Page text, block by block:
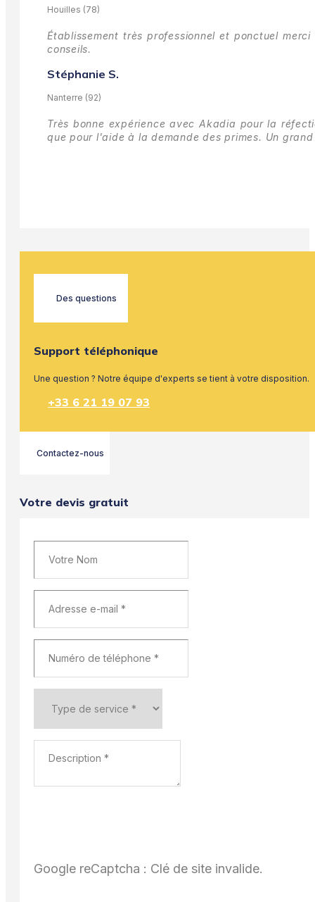
Houilles (78)
Établissement très professionnel et ponctuel
conseils.
Stéphanie S.
Nanterre (92)
Très bonne expérience avec Akadia pour la
que pour l'aide à la demande des primes. Un
Des questions
Support téléphonique
Une question ? Notre équipe d'experts se tient à votre disposition.
+33 6 21 19 07 93
Contactez-nous
Votre devis gratuit
Google reCaptcha : Clé de site invalide.